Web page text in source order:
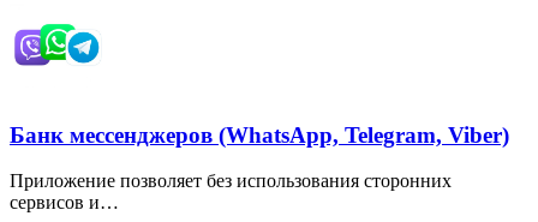
Банк мессенджеров (WhatsApp, Telegram, Viber)
Приложение позволяет без использования сторонних
сервисов и…